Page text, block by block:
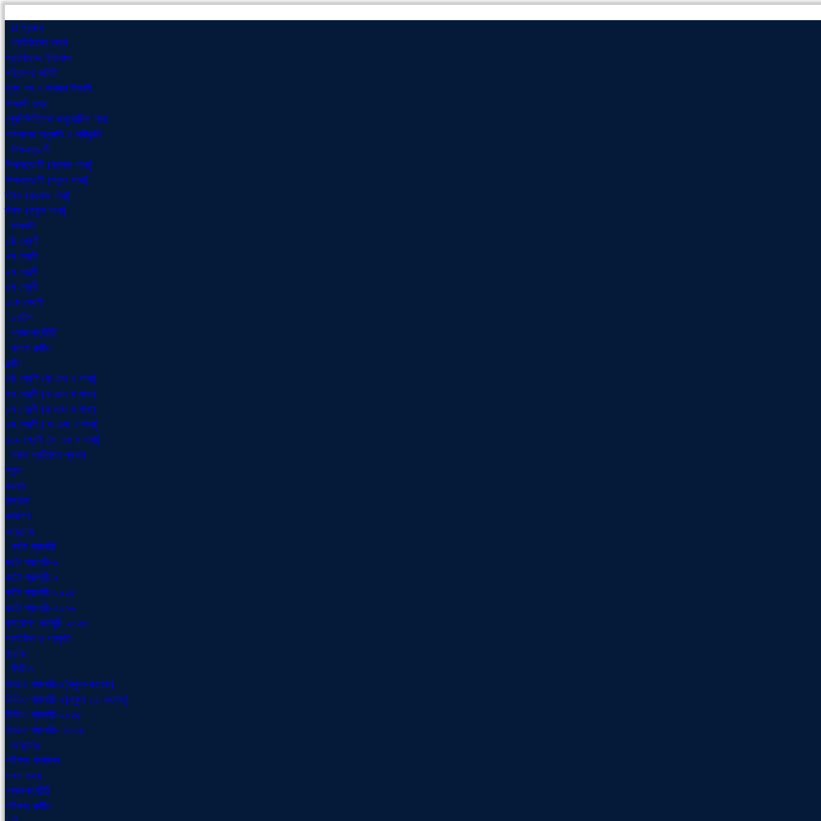
প্রচ্ছদ
প্রতিষ্ঠানের তথ্য
প্রতিষ্ঠানের ইতিহাস
পরিচালনা কমিটি
শূণ্য পদ ও জনবল বিবরণী
শিক্ষার্থী তথ্য
শ্রেণিভিত্তিক অনুমোদিত শাখা
পাঠদানের অনুমতি ও স্বীকৃতি
শিক্ষকমন্ডলী
শিক্ষকমন্ডলী (কলেজ শাখা)
শিক্ষকমন্ডলী (স্কুল শাখা)
স্টাফ (কলেজ শাখা)
স্টাফ (স্কুল শাখা)
শিক্ষার্থী
৬ষ্ঠ শ্রেণী
৭ম শ্রেণী
৮ম শ্রেণী
৯ম শ্রেণী
১০ম শ্রেণী
নোটিশ
প্রজ্ঞাপন/চিঠি
ক্লাশ রুটিন
রুটিন
৬ষ্ঠ শ্রেণী (ক এবং খ শাখা)
৭ম শ্রেণী (ক এবং খ শাখা)
৮ম শ্রেণী (ক এবং খ শাখা)
৯ম শ্রেণী ( ক এবং খ শাখা)
১০ম শ্রেণী (ক এবং খ শাখা)
সকল প্রতিষ্ঠান প্রধান
স্কুল
কলেজ
মাদ্রাসা
কারিগরি
অন্যান্য
ফটো গ্যালারী
ফটো গ্যালারী-১
ফটো গ্যালারী-২
ফটো গ্যালারী-২০২৫
ফটো গ্যালারী-২০২৬
বৃক্ষরোপণ কর্মসূচি-২০২৬
প্রতিষ্ঠান ও প্রকৃতি
ট্রেনিং
ভিডিও
ভিডিও গ্যালারী-১(স্কুল-কলেজ)
ভিডিও গ্যালারী-২(স্কুল এন্ড কলেজ)
ভিডিও গ্যালারী-২০২৫
ভিডিও গ্যালারী- ২০২৬
অন্যান্য
পরীক্ষার ফলাফল
সকল তথ্য
প্রজ্ঞাপন/চিঠি
পরীক্ষার রুটিন